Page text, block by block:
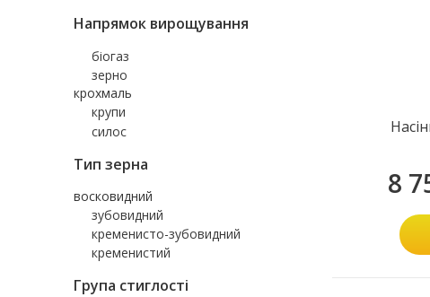
Напрямок вирощування
біогаз
зерно
крохмаль
крупи
силос
Тип зерна
восковидний
зубовидний
кременисто-зубовидний
кременистий
Група стиглості
8